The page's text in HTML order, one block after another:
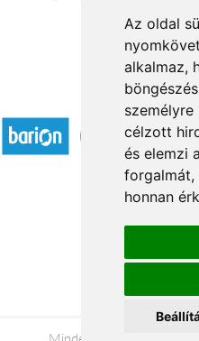
Az oldal
alkalmaz,
célzott
és elemzi
forgalmát,
honnan
Elfogadott